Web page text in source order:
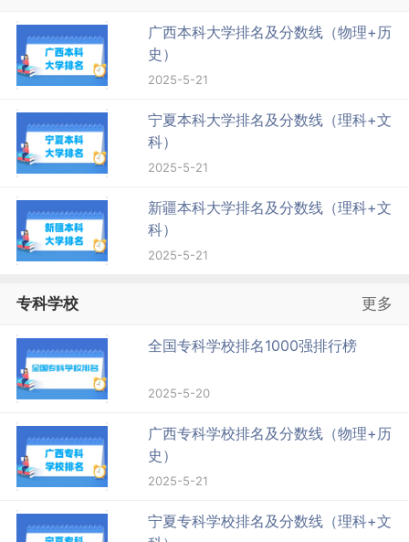
广西本科大学排名及分数线（物理+历
史）
2025-5-21
宁夏本科大学排名及分数线（理科+文
科）
2025-5-21
新疆本科大学排名及分数线（理科+文
科）
2025-5-21
专科学校 更多
全国专科学校排名1000强排行榜
2025-5-20
广西专科学校排名及分数线（物理+历
史）
2025-5-21
宁夏专科学校排名及分数线（理科+文